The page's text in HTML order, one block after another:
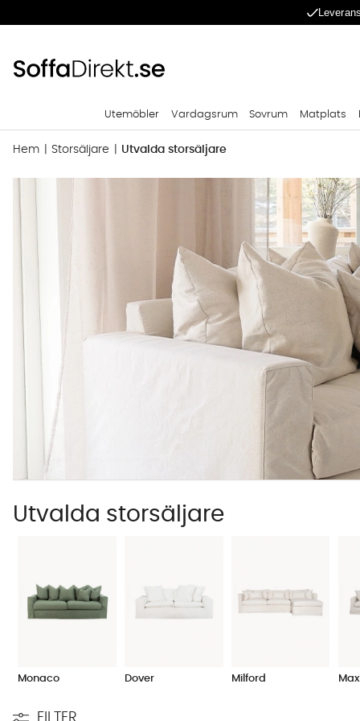
Utemöbler Vardagsrum Sovrum Matplats
Hem Storsäljare Utvalda storsäljare
Utvalda storsäljare
Monaco Dover Milford